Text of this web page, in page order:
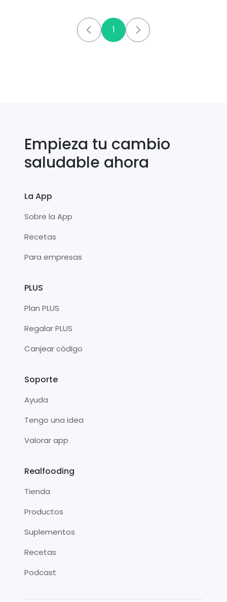
1
Empieza tu cambio
saludable ahora
La App
Sobre la App
Recetas
Para empresas
PLUS
Plan PLUS
Regalar PLUS
Canjear código
Soporte
Ayuda
Tengo una idea
Valorar app
Realfooding
Tienda
Productos
Suplementos
Recetas
Podcast